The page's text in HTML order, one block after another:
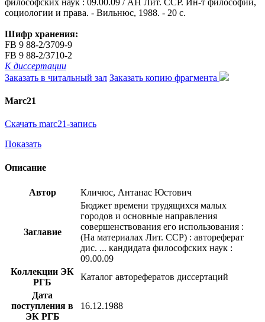
социологии и права. - Вильнюс, 1988. - 20 с.
Шифр хранения:
FB 9 88-2/3709-9
FB 9 88-2/3710-2
К диссертации
Заказать в читальный зал Заказать копию фрагмента
Marc21
Скачать marc21-запись
Показать
Описание
Автор Кличюс, Антанас Юстович
Заглавие
Бюджет времени трудящихся малых
городов и основные направления
совершенствования его использования :
(На материалах Лит. ССР) : автореферат
дис. ... кандидата философских наук :
09.00.09
Коллекции ЭК
РГБ
Каталог авторефератов диссертаций
Дата
поступления в
ЭК РГБ
16.12.1988